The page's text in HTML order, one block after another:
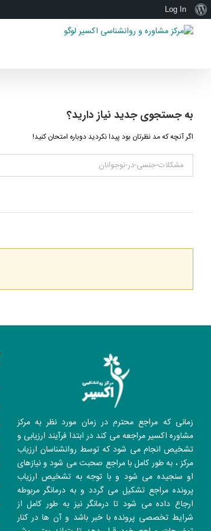
درباره
وردپرس
Log In
به جستجوی جديد نياز داريد؟
اگر آنچه که مد نظرتان بود پیدا نکردید دوباره امتحان کنید!
زمانی که مراجع محترم در زمان مورد نظر به مرکز
مشاوره اکسیر مراجعه می کند در ابتدا فرآیند ارزیابی و
تشخیص انجام می شود که توسط روانشناسان ارزیاب
مرکز ، به طور کامل با مراجع صحبت می شود و نیازهای
او سنجیده می شود و با توجه به تشخیص ارزیاب
پرونده مراجع تشکیل می گردد و به درمانگر مربوطه
ارجاع داده می شود تا درمانگر نیز به طور کامل از
شرایط تخصصی پرونده با خبر باشد و آن ها در کنار